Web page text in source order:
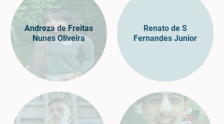
Andreza de Freitas
Nunes Oliveira
Renato de S
Fernandes Junior